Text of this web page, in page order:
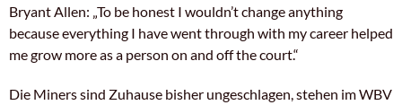
Bryant Allen: „To be honest I wouldn’t change anything
because everything I have went through with my career helped
me grow more as a person on and off the court.“
Die Miners sind Zuhause bisher ungeschlagen, stehen im WBV